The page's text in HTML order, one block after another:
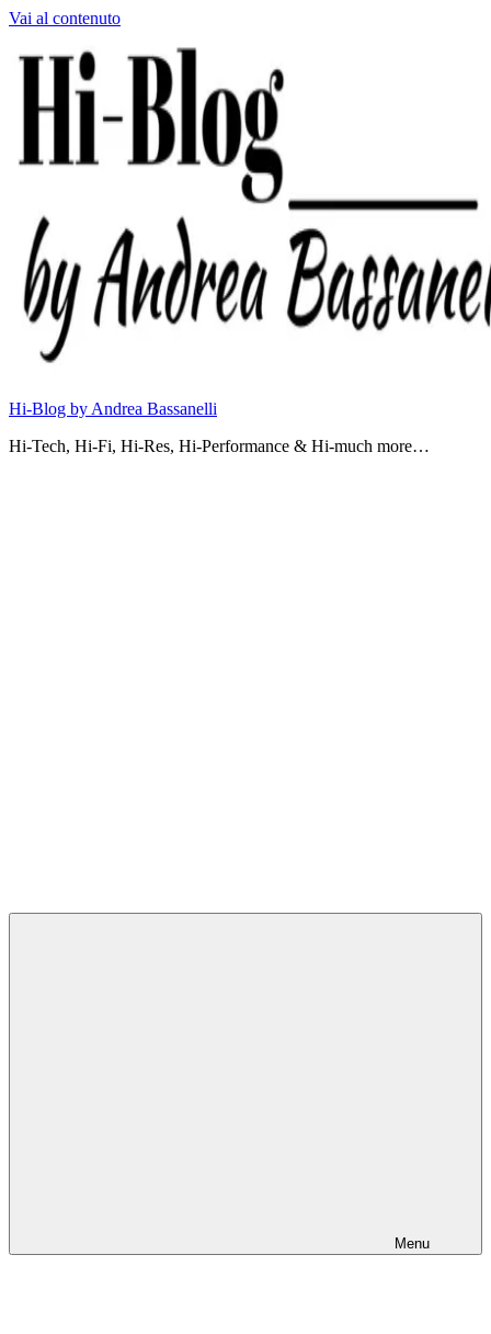
Vai al contenuto
Hi-Blog by Andrea Bassanelli
Hi-Tech, Hi-Fi, Hi-Res, Hi-Performance & Hi-much more…
Menu